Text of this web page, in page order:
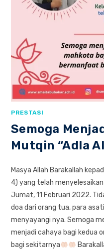
PRESTASI
Semoga
Mutqin “Adla
Masya Allah Barakallah
4) yang telah
Jumat, 11 Februari 2022.
doa dari orang tua, para
menyayangi nya. Semoga
menjadi cahaya bagi kedua
bagi sekitarnya